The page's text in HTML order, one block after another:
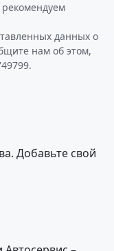
данных о
нам об этом,
Добавьте свой